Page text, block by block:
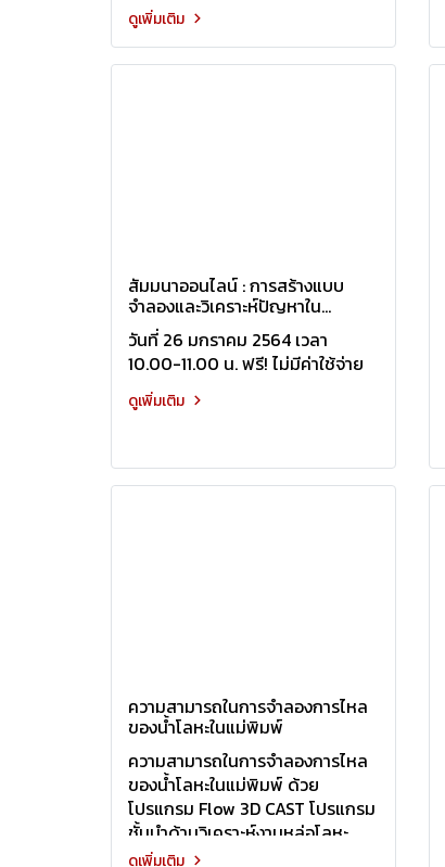
ดูเพิ่มเติม
สัมมนาออนไลน์ : การสร้างแบบ
จำลองและวิเคราะห์ปัญหาใน
กระบวนการหล่อ HPDC ด้วย
FLOW-3D CAST
วันที่ 26 มกราคม 2564 เวลา
10.00-11.00 น. ฟรี! ไม่มีค่าใช้จ่าย
ดูเพิ่มเติม
ความสามารถในการจำลองการไหล
ของน้ำโลหะในแม่พิมพ์
ความสามารถในการจำลองการไหล
ของน้ำโลหะในแม่พิมพ์ ด้วย
โปรแกรม Flow 3D CAST โปรแกรม
ชั้นนำด้านวิเคราะห์งานหล่อโลหะ
ดูเพิ่มเติม